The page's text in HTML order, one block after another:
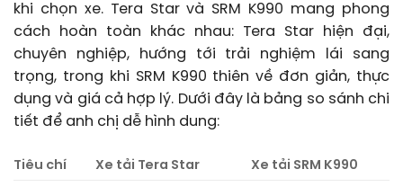
khi chọn xe. Tera Star và SRM K990 mang phong
cách hoàn toàn khác nhau: Tera Star hiện đại,
chuyên nghiệp, hướng tới trải nghiệm lái sang
trọng, trong khi SRM K990 thiên về đơn giản, thực
dụng và giá cả hợp lý. Dưới đây là bảng so sánh chi
tiết để anh chị dễ hình dung:
Tiêu chí Xe tải Tera Star Xe tải SRM K990